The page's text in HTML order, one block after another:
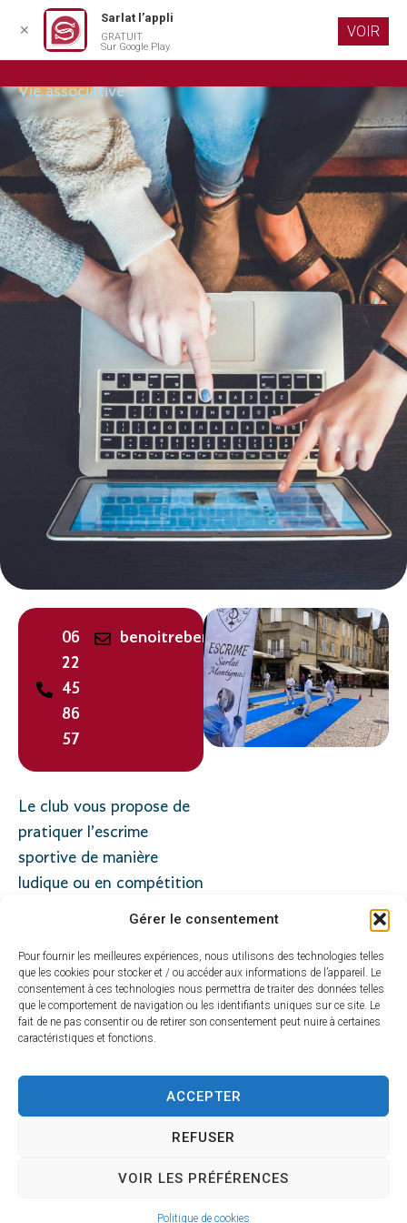
Gérer le consentement
Pour fournir les meilleures expériences, nous utilisons des technologies telles
que les cookies pour stocker et / ou accéder aux informations de l’appareil. Le
consentement à ces technologies nous permettra de traiter des données telles
que le comportement de navigation ou les identifiants uniques sur ce site. Le
fait de ne pas consentir ou de retirer son consentement peut nuire à certaines
caractéristiques et fonctions.
ACCEPTER
REFUSER
VOIR LES PRÉFÉRENCES
Politique de cookies
contenu
Vie associative
06
22
45
86
57
benoitrebena@hotmail.fr
Le club vous propose de
pratiquer l’escrime
sportive de manière
ludique ou en compétition
77 ans.
MAIRIE DE
SARLAT
Hôtel de ville
Place de la
CS 80210
24200 Sarlat-La
D'OUVERTU
Du lundi au
Fermé le samedi
✕
Sarlat l’appli
GRATUIT
Sur Google Play
VOIR